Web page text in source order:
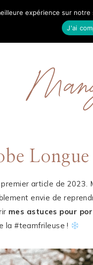
MODE
article de 2023.
envie de
mes astuces pour
la #teamfrileuse !
expérience sur
J'ai